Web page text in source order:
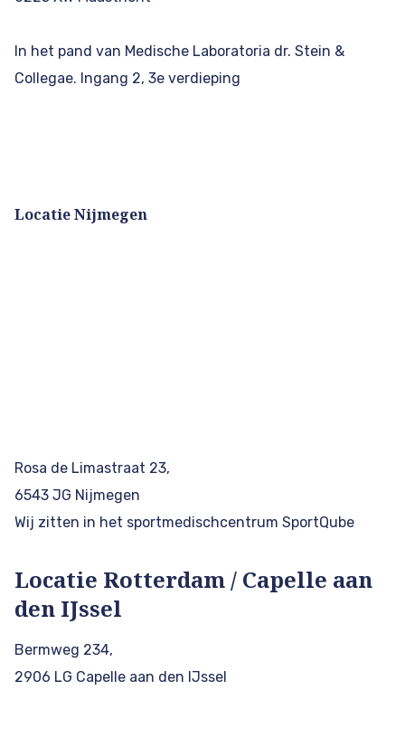
In het pand van Medische Laboratoria dr. Stein &
Collegae. Ingang 2, 3e verdieping
Locatie Nijmegen
Rosa de Limastraat 23,
6543 JG Nijmegen
Wij zitten in het sportmedischcentrum SportQube
Locatie Rotterdam / Capelle aan
den IJssel
Bermweg 234,
2906 LG Capelle aan den IJssel